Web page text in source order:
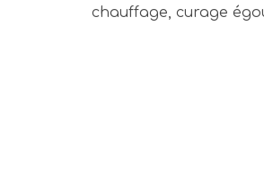
chauffage, curage